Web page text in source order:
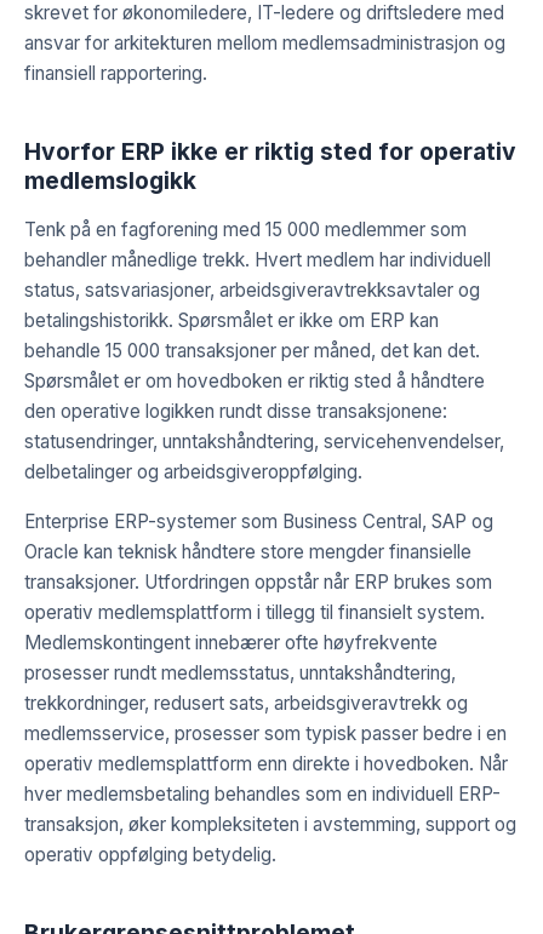
skrevet for økonomiledere, IT-ledere og driftsledere med
ansvar for arkitekturen mellom medlemsadministrasjon og
finansiell rapportering.
Hvorfor ERP ikke er riktig sted for operativ
medlemslogikk
Tenk på en fagforening med 15 000 medlemmer som
behandler månedlige trekk. Hvert medlem har individuell
status, satsvariasjoner, arbeidsgiveravtrekksavtaler og
betalingshistorikk. Spørsmålet er ikke om ERP kan
behandle 15 000 transaksjoner per måned, det kan det.
Spørsmålet er om hovedboken er riktig sted å håndtere
den operative logikken rundt disse transaksjonene:
statusendringer, unntakshåndtering, servicehenvendelser,
delbetalinger og arbeidsgiveroppfølging.
Enterprise ERP-systemer som Business Central, SAP og
Oracle kan teknisk håndtere store mengder finansielle
transaksjoner. Utfordringen oppstår når ERP brukes som
operativ medlemsplattform i tillegg til finansielt system.
Medlemskontingent innebærer ofte høyfrekvente
prosesser rundt medlemsstatus, unntakshåndtering,
trekkordninger, redusert sats, arbeidsgiveravtrekk og
medlemsservice, prosesser som typisk passer bedre i en
operativ medlemsplattform enn direkte i hovedboken. Når
hver medlemsbetaling behandles som en individuell ERP-
transaksjon, øker kompleksiteten i avstemming, support og
operativ oppfølging betydelig.